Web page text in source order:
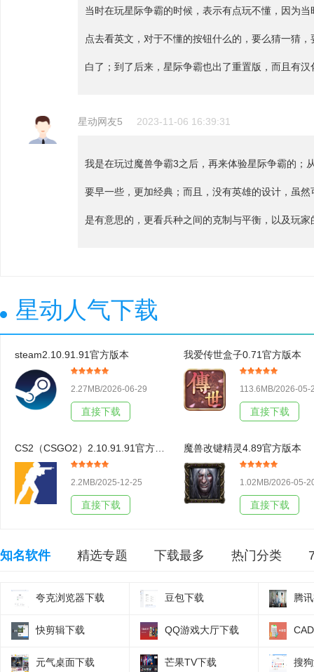
当时在玩星际争霸的时候，表示有点玩不懂，因为
点去看英文，对于不懂的按钮什么的，要么猜一猜
白了；到了后来，星际争霸也出了重置版，而且有
星动网友5 2023-11-06 16:39:31
我是在玩过魔兽争霸3之后，再来体验星际争霸的；
要早一些，更加经典；而且，没有英雄的设计，虽
是有意思的，更看兵种之间的克制与平衡，以及玩
星动人气下载
steam2.10.91.91官方版本
2.27MB/2026-06-29
直接下载
我爱传世盒子0.71官方版本
113.6MB/2026-05-
直接下载
2.2MB/2025-12-25
直接下载
魔兽改键精灵4.89官方版本
1.02MB/2026-05-
直接下载
知名软件 精选专题 下载最多 热门分类
夸克浏览器下载 豆包下载 腾
快剪辑下载 QQ游戏大厅下载
元气桌面下载 芒果TV下载 搜